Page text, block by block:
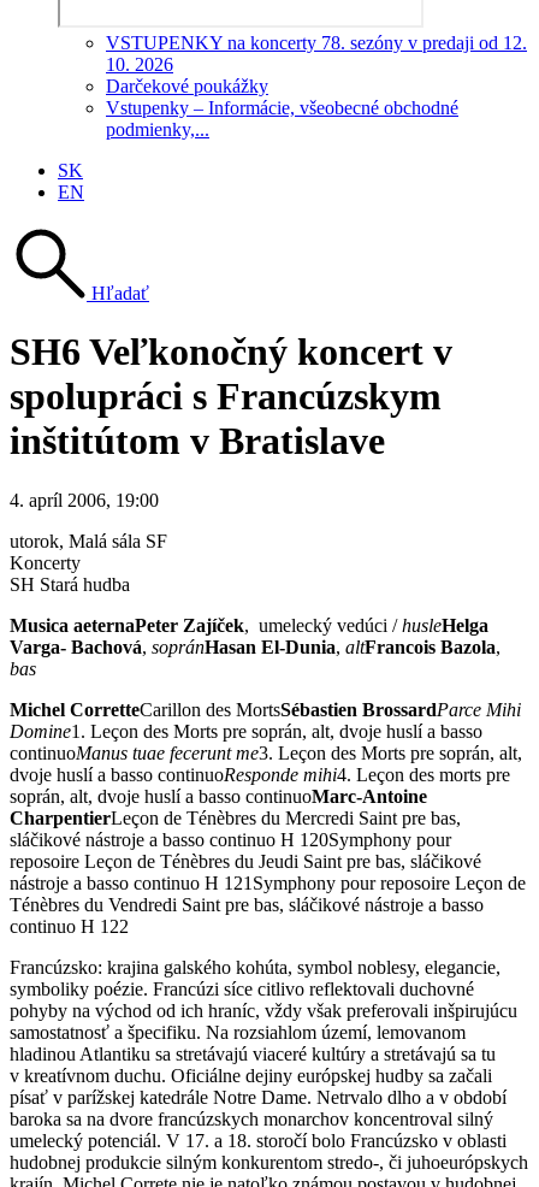
VSTUPENKY na koncerty 78. sezóny v predaji od 12.
10. 2026
Darčekové poukážky
Vstupenky – Informácie, všeobecné obchodné
podmienky,...
SK
EN
Hľadať
SH6 Veľkonočný koncert v
spolupráci s Francúzskym
inštitútom v Bratislave
4. apríl 2006, 19:00
utorok, Malá sála SF
Koncerty
SH Stará hudba
Musica aeternaPeter Zajíček, umelecký vedúci /husleHelga
Varga- Bachová, sopránHasan El-Dunia, altFrancois Bazola,
bas
Michel CorretteCarillon des MortsSébastien BrossardParce Mihi
Domine1. Leçon des Morts pre soprán, alt, dvoje huslí a basso
continuoManus tuae fecerunt me3. Leçon des Morts pre soprán, alt,
dvoje huslí a basso continuoResponde mihi4. Leçon des morts pre
soprán, alt, dvoje huslí a basso continuoMarc-Antoine
CharpentierLeçon de Ténèbres du Mercredi Saint pre bas,
sláčikové nástroje a basso continuo H 120Symphony pour
reposoire Leçon de Ténèbres du Jeudi Saint pre bas, sláčikové
nástroje a basso continuo H 121Symphony pour reposoire Leçon de
Ténèbres du Vendredi Saint pre bas, sláčikové nástroje a basso
continuo H 122
Francúzsko: krajina galského kohúta, symbol noblesy, elegancie,
symboliky poézie. Francúzi síce citlivo reflektovali duchovné
pohyby na východ od ich hraníc, vždy však preferovali inšpirujúcu
samostatnosť a špecifiku. Na rozsiahlom území, lemovanom
hladinou Atlantiku sa stretávajú viaceré kultúry a stretávajú sa tu
v kreatívnom duchu. Oficiálne dejiny európskej hudby sa začali
písať v parížskej katedrále Notre Dame. Netrvalo dlho a v období
baroka sa na dvore francúzskych monarchov koncentroval silný
umelecký potenciál. V 17. a 18. storočí bolo Francúzsko v oblasti
hudobnej produkcie silným konkurentom stredo-, či juhoeurópskych